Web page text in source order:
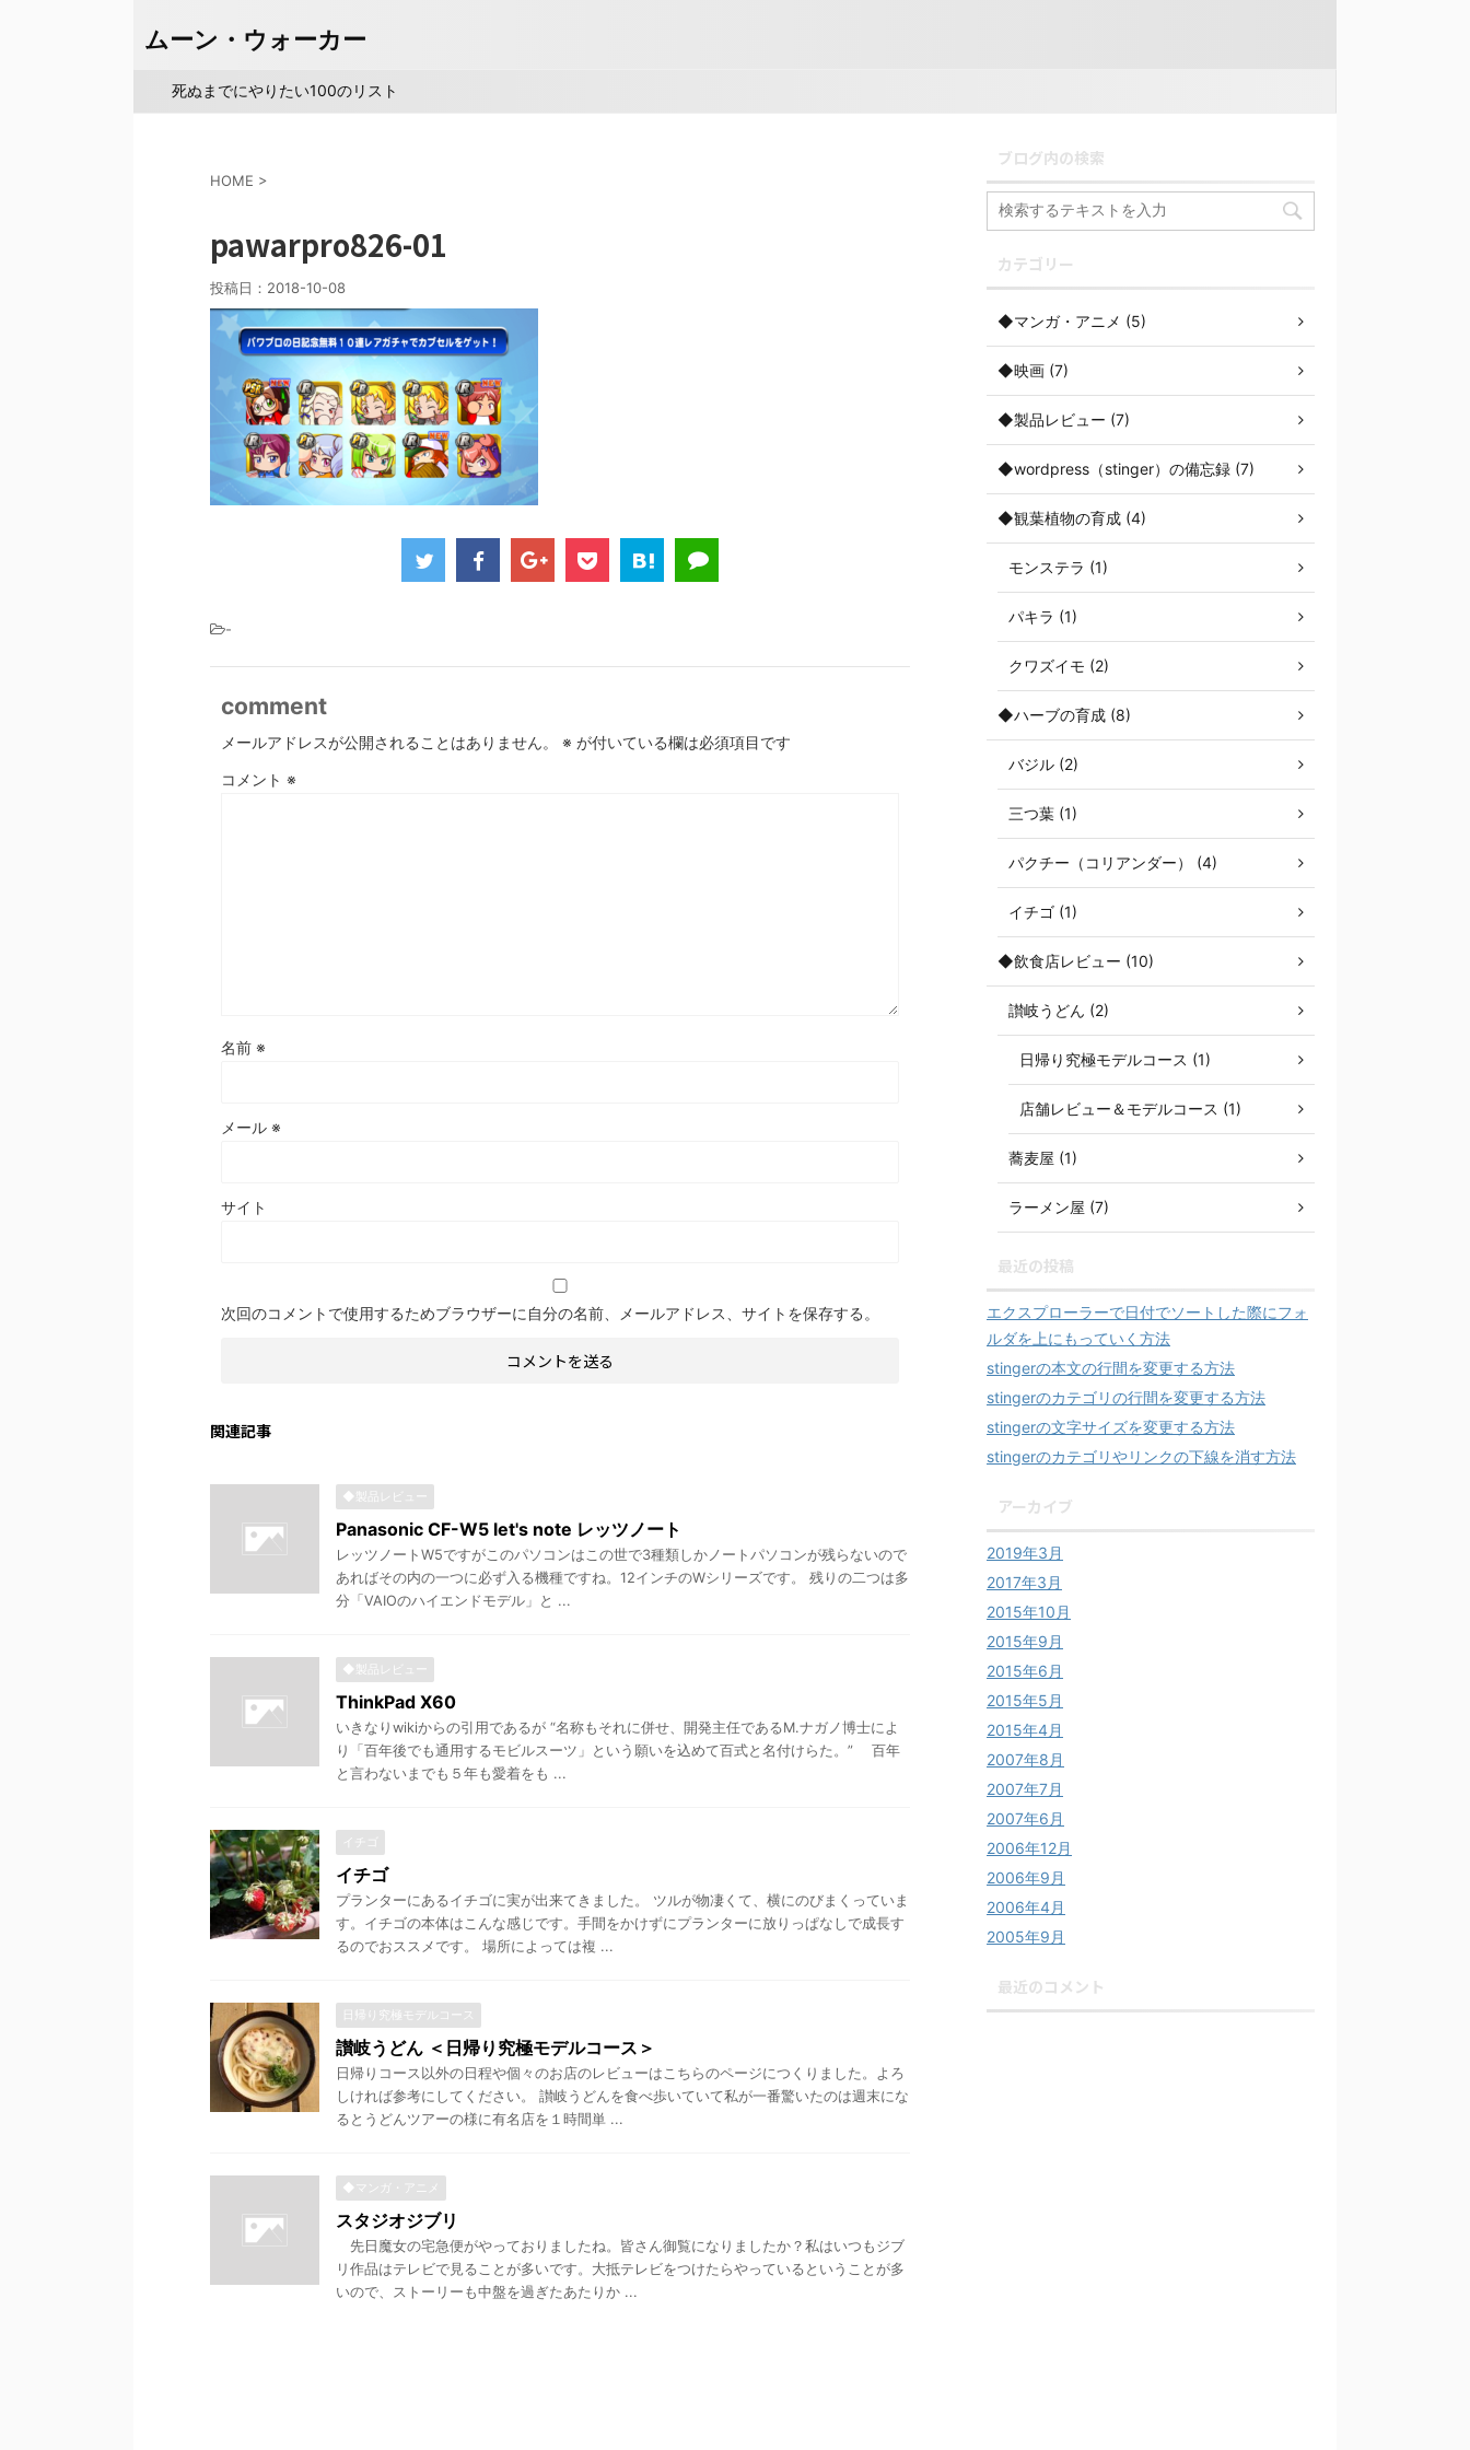
ムーン・ウォーカー
死ぬまでにやりたい100のリスト
HOME >
pawarpro826-01
投稿日： 2018-10-08
-
comment
メールアドレスが公開されることはありません。 ※ が付いている欄は必須項目です
コメント ※
名前 ※
メール ※
サイト
次回のコメントで使用するためブラウザーに自分の名前、メールアドレス、サイトを保存する。
関連記事
◆製品レビュー
Panasonic CF-W5 let's note レッツノート
レッツノートW5ですがこのパソコンはこの世で3種類しかノートパソコンが残らないので
あればその内の一つに必ず入る機種ですね。12インチのWシリーズです。 残りの二つは多
分「VAIOのハイエンドモデル」と ...
◆製品レビュー
ThinkPad X60
いきなりwikiからの引用であるが “名称もそれに併せ、開発主任であるM.ナガノ博士によ
り「百年後でも通用するモビルスーツ」という願いを込めて百式と名付けらた。” 百年
と言わないまでも５年も愛着をも ...
イチゴ
イチゴ
プランターにあるイチゴに実が出来てきました。 ツルが物凄くて、横にのびまくっていま
す。イチゴの本体はこんな感じです。手間をかけずにプランターに放りっぱなしで成長す
るのでおススメです。 場所によっては複 ...
日帰り究極モデルコース
讃岐うどん ＜日帰り究極モデルコース＞
日帰りコース以外の日程や個々のお店のレビューはこちらのページにつくりました。よろ
しければ参考にしてください。 讃岐うどんを食べ歩いていて私が一番驚いたのは週末にな
るとうどんツアーの様に有名店を１時間単 ...
◆マンガ・アニメ
スタジオジブリ
先日魔女の宅急便がやっておりましたね。皆さん御覧になりましたか？私はいつもジブ
リ作品はテレビで見ることが多いです。大抵テレビをつけたらやっているということが多
いので、ストーリーも中盤を過ぎたあたりか ...
ブログ内の検索
カテゴリー
◆マンガ・アニメ (5)
◆映画 (7)
◆製品レビュー (7)
◆wordpress（stinger）の備忘録 (7)
◆観葉植物の育成 (4)
モンステラ (1)
パキラ (1)
クワズイモ (2)
◆ハーブの育成 (8)
バジル (2)
三つ葉 (1)
パクチー（コリアンダー） (4)
イチゴ (1)
◆飲食店レビュー (10)
讃岐うどん (2)
日帰り究極モデルコース (1)
店舗レビュー＆モデルコース (1)
蕎麦屋 (1)
ラーメン屋 (7)
最近の投稿
エクスプローラーで日付でソートした際にフォ
ルダを上にもっていく方法
stingerの本文の行間を変更する方法
stingerのカテゴリの行間を変更する方法
stingerの文字サイズを変更する方法
stingerのカテゴリやリンクの下線を消す方法
アーカイブ
2019年3月
2017年3月
2015年10月
2015年9月
2015年6月
2015年5月
2015年4月
2007年8月
2007年7月
2007年6月
2006年12月
2006年9月
2006年4月
2005年9月
最近のコメント